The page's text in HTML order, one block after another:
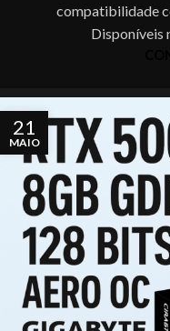
compatibilidade
Disponíveis
21
MAIO